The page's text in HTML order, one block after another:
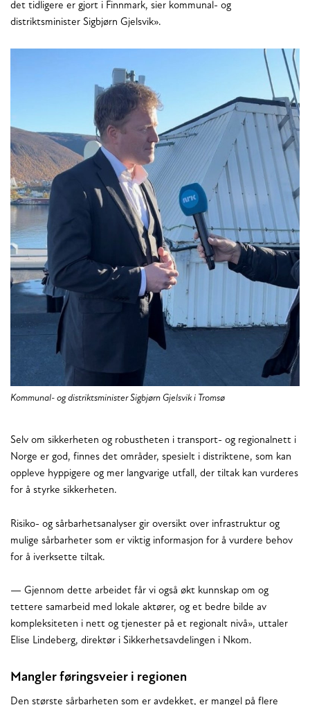
det tidligere er gjort i Finnmark, sier kommunal- og
distriktsminister Sigbjørn Gjelsvik».
Kommunal- og distriktsminister Sigbjørn Gjelsvik i Tromsø
Selv om sikkerheten og robustheten i transport- og regionalnett i
Norge er god, finnes det områder, spesielt i distriktene, som kan
oppleve hyppigere og mer langvarige utfall, der tiltak kan vurderes
for å styrke sikkerheten.
Risiko- og sårbarhetsanalyser gir oversikt over infrastruktur og
mulige sårbarheter som er viktig informasjon for å vurdere behov
for å iverksette tiltak.
— Gjennom dette arbeidet får vi også økt kunnskap om og
tettere samarbeid med lokale aktører, og et bedre bilde av
kompleksiteten i nett og tjenester på et regionalt nivå», uttaler
Elise Lindeberg, direktør i Sikkerhetsavdelingen i Nkom.
Mangler føringsveier i regionen
Den største sårbarheten som er avdekket, er mangel på flere